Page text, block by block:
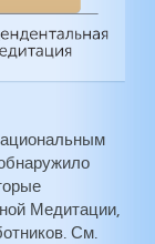
Медитации,
См.